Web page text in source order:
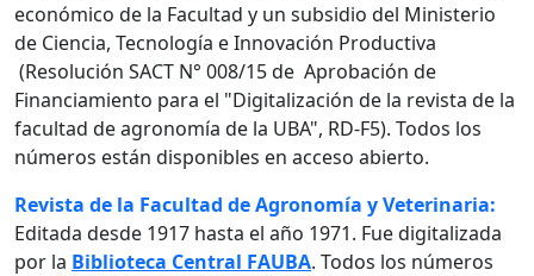
económico de la Facultad y un subsidio del Ministerio
de Ciencia, Tecnología e Innovación Productiva
(Resolución SACT N° 008/15 de Aprobación de
Financiamiento para el "Digitalización de la revista de la
facultad de agronomía de la UBA", RD-F5). Todos los
números están disponibles en acceso abierto.
Revista de la Facultad de Agronomía y Veterinaria:
Editada desde 1917 hasta el año 1971. Fue digitalizada
por la Biblioteca Central FAUBA. Todos los números